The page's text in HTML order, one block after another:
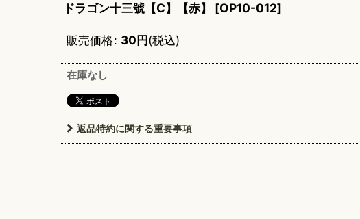
ドラゴン十三號【C】【赤】 [OP10-012]
販売価格: 30円(税込)
在庫なし
返品特約に関する重要事項